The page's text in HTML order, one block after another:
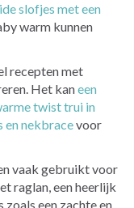
slofjes met een
warm kunnen
recepten met
Het kaneen
twist trui in
en nekbracevoor
vaak gebruikt voor
raglan, een heerlijk
zoals een zachte en